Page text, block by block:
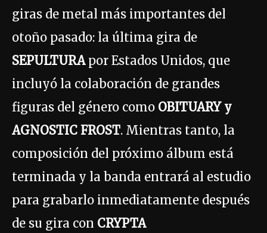
giras de metal más importantes del
otoño pasado: la última gira de
SEPULTURApor Estados Unidos, que
incluyó la colaboración de grandes
figuras del género como OBITUARY y
AGNOSTIC FROST. Mientras tanto, la
composición del próximo álbum está
terminada y la banda entrará al estudio
para grabarlo inmediatamente después
de su gira con CRYPTA